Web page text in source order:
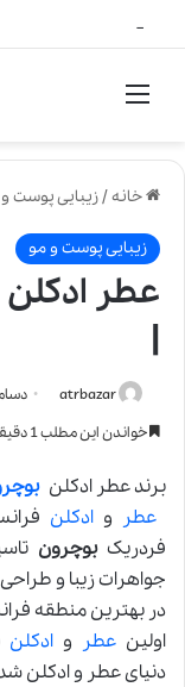
منو
خانه/زیبایی پوست
زیبایی پوست و مو
|
atrbazar دسامبر
خواندن این مطلب 1 دقیقه زمان میبرد
برند عطر ادکلن
عطر و ادکلن
فردريکبوچرون
جواهرات زيبا و
در بهترين منطقه
اولين عطر و ادکلن
دنيای عطر و ادکلن